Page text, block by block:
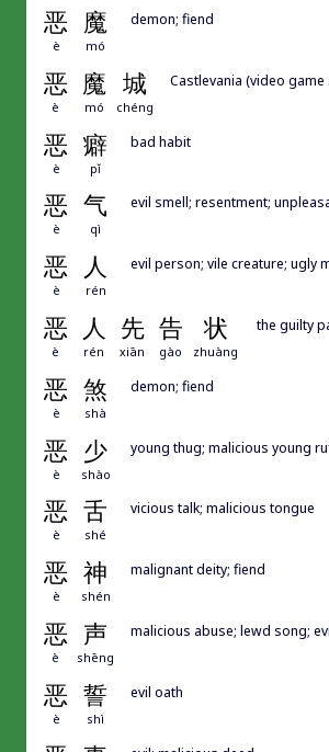
恶 魔
è mó
demon; fiend
恶 魔 城
è mó chéng
Castlevania (video game
恶 癖
è pǐ
bad habit
恶 气
è qì
evil smell; resentment;
恶 人
è rén
evil person; vile creature; ugly
恶 人 先 告 状
è rén xiān gào zhuàng
the guilty
恶 煞
è shà
demon; fiend
恶 少
è shào
young thug; malicious young
恶 舌
è shé
vicious talk; malicious tongue
恶 神
è shén
malignant deity; fiend
恶 声
è shēng
malicious abuse; lewd song;
恶 誓
è shì
evil oath